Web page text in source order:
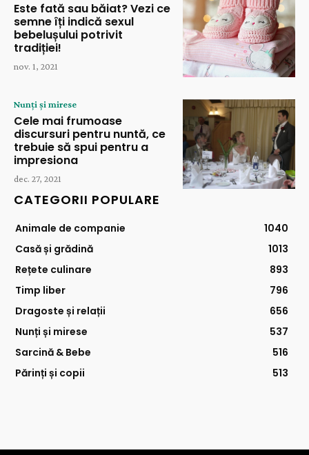
Este fată sau băiat? Vezi ce
semne îți indică sexul
bebelușului potrivit
tradiției!
nov. 1, 2021
Nunți și mirese
Cele mai frumoase
discursuri pentru nuntă, ce
trebuie să spui pentru a
impresiona
dec. 27, 2021
CATEGORII POPULARE
Animale de companie
1040
Casă și grădină
1013
Rețete culinare
893
Timp liber
796
Dragoste și relații
656
Nunți și mirese
537
Sarcină & Bebe
516
Părinți și copii
513